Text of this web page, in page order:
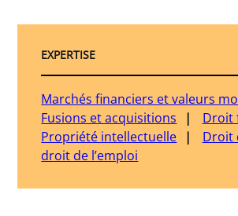
EXPERTISE
Marchés financiers et valeurs
Fusions et acquisitions
Droit
Propriété intellectuelle
Droit
droit de l’emploi